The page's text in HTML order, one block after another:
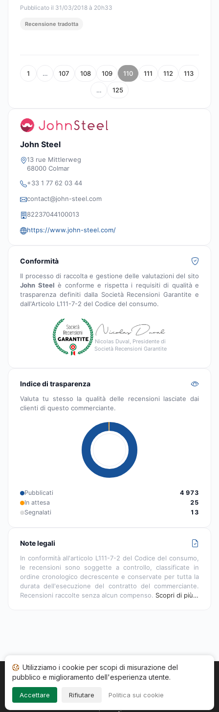
Pubblicato il 31/03/2018 à 20h33
Recensione tradotta
1 … 107 108 109 110 111 112 113
… 125
John Steel
13 rue Mittlerweg
68000 Colmar
+33 1 77 62 03 44
contact@john-steel.com
82237044100013
https://www.john-steel.com/
Conformità
Il processo di raccolta e gestione delle valutazioni del sito
John Steel è conforme e rispetta i requisiti di qualità e
trasparenza definiti dalla Società Recensioni Garantite e
dall'Articolo L111-7-2 del Codice del consumo.
Nicolas Duval, Presidente di
Società Recensioni Garantite
Indice di trasparenza
Valuta tu stesso la qualità delle recensioni lasciate dai
clienti di questo commerciante.
Pubblicati
4 973
In attesa
25
Segnalati
13
Note legali
In conformità all'articolo L111-7-2 del Codice del consumo,
le recensioni sono soggette a controllo, classificate in
ordine cronologico decrescente e conservate per tutta la
durata dell'esecuzione del contratto del commerciante.
Recensioni raccolte senza alcun compenso. Scopri di più…
Home Stato recensioni Categorie CGU
Copyright © 2026
Utilizziamo i cookie per scopi di misurazione del
pubblico e miglioramento dell'esperienza utente.
Accettare Rifiutare Politica sui cookie